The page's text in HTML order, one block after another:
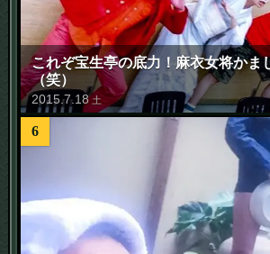
これぞ宝生亭の底力！麻衣女将かま
（笑）
2015.7. 18 土
6